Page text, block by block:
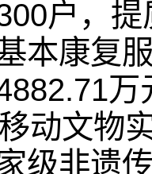
户，
本康复
动文物
级非遗